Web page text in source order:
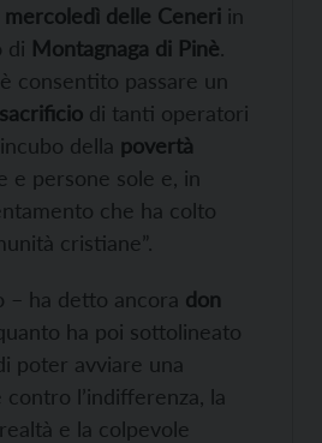
mercoledì delle Ceneri in
di Montagnaga di Pinè.
consentito passare un
sacrificio di tanti operatori
della povertà
e persone sole e, in
che ha colto
cristiane”.
– ha detto ancora don
ha poi sottolineato
poter avviare una
l’indifferenza, la
e la colpevole